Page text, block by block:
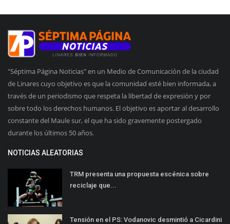
"Séptima Página Noticias" en un Medio de Comunicación de la ciudad
de Linares cuyo objetivo es que la comunidad esté bien informada, a
través de un periodismo que respeta la libertad de expresión y por
sobre todo los derechos humanos. El objetivo es aportar al desarrollo
constante del Maule sur, el que ha sido gravemente postergado
durante los últimos 50 años.
NOTICIAS ALEATORIAS
TRM presenta una propuesta escénica sobre
reciclaje que...
Tensión en el PS: Vodanovic desmintió a Cicardini